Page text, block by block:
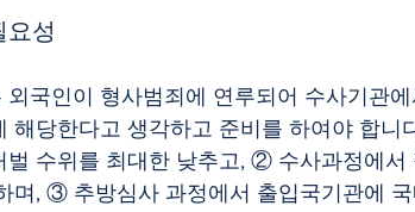
요성
국인이 형사범죄에 연루되어 수사기관
해당한다고 생각하고 준비를 하여야 합
벌 수위를 최대한 낮추고, ② 수사과정에서
며, ③ 추방심사 과정에서 출입국기관에